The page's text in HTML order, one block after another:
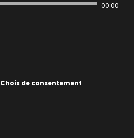
00:00
Choix de consentement